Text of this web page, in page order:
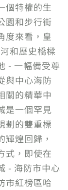
個特權的生
園和步行街
度來看，皇
和歷史橋樑
- 一幅備受尊
與中心海防
關的精華中
是一個罕見
劃的雙重標
煌回歸，
式，即使在
- 海防市中心
市紅榜區哈